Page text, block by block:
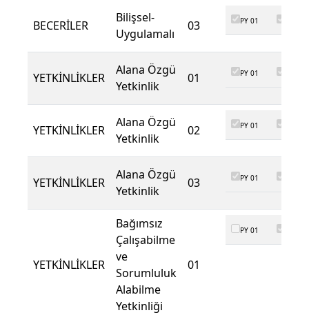
BECERİLER
Bilişsel-
Uygulamalı
03 PY 01
YETKİNLİKLER
Alana Özgü
Yetkinlik
01 PY 01
YETKİNLİKLER
Alana Özgü
Yetkinlik
02 PY 01
YETKİNLİKLER
Alana Özgü
Yetkinlik
03 PY 01
YETKİNLİKLER
Bağımsız
Çalışabilme
ve
Sorumluluk
Alabilme
Yetkinliği
01
PY 01